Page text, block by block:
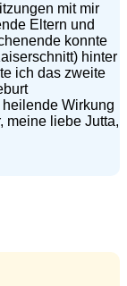
mit mir
Eltern und
konnte
hinter
ich das zweite
Wirkung
meine liebe Jutta,